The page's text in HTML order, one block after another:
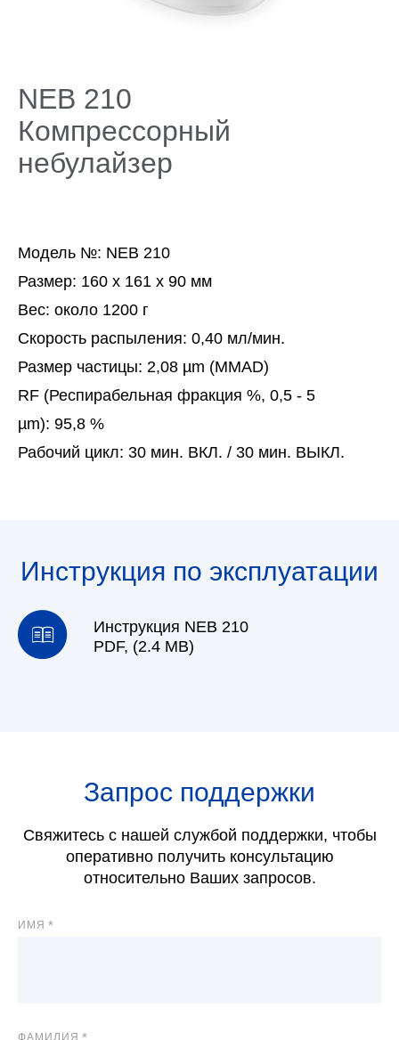
NEB 210
Компрессорный
небулайзер
Модель №: NEB 210
Размер: 160 x 161 x 90 мм
Вес: около 1200 г
Скорость распыления: 0,40 мл/мин.
Размер частицы: 2,08 µm (MMAD)
RF (Респирабельная фракция %, 0,5 - 5
µm): 95,8 %
Рабочий цикл: 30 мин. ВКЛ. / 30 мин. ВЫКЛ.
Инструкция по эксплуатации
Инструкция NEB 210
PDF, (2.4 MB)
Запрос поддержки
Свяжитесь с нашей службой поддержки, чтобы
оперативно получить консультацию
относительно Ваших запросов.
ИМЯ